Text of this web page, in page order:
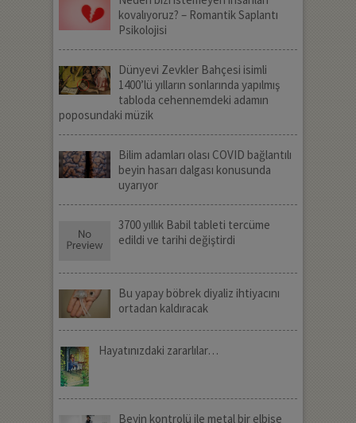
kovalıyoruz? – Romantik Saplantı
Psikolojisi
Dünyevi Zevkler Bahçesi isimli
1400’lü yılların sonlarında yapılmış
tabloda cehennemdeki adamın
poposundaki müzik
Bilim adamları olası COVID bağlantılı
beyin hasarı dalgası konusunda
uyarıyor
3700 yıllık Babil tableti tercüme
edildi ve tarihi değiştirdi
Bu yapay böbrek diyaliz ihtiyacını
ortadan kaldıracak
Hayatınızdaki zararlılar…
Beyin kontrolü ile metal bir elbise